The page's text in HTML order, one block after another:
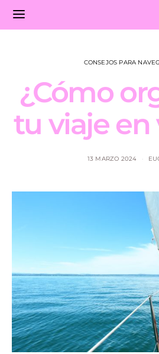
CONSEJOS PARA
¿Cómo
tu viaje en
13 MARZO 2024